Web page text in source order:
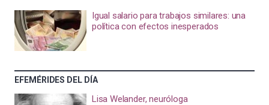
Igual salario para trabajos similares: una
política con efectos inesperados
EFEMÉRIDES DEL DÍA
Lisa Welander, neuróloga